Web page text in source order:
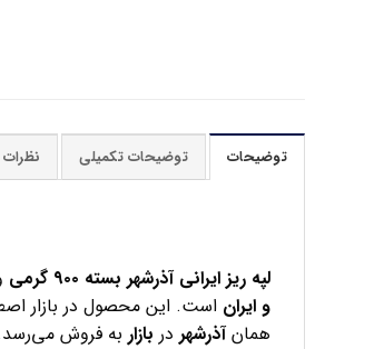
توضیحات توضیحات تکمیلی نظرات
لپه ریز ایرانی آذرشهر بسته ۹۰۰ گرمی
و ایران است. این محصول در بازار
همانآذرشهر در بازار به فروش